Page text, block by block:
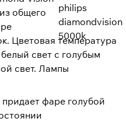
общего
Цветовая температура
свет с голубым
свет. Лампы
фаре голубой